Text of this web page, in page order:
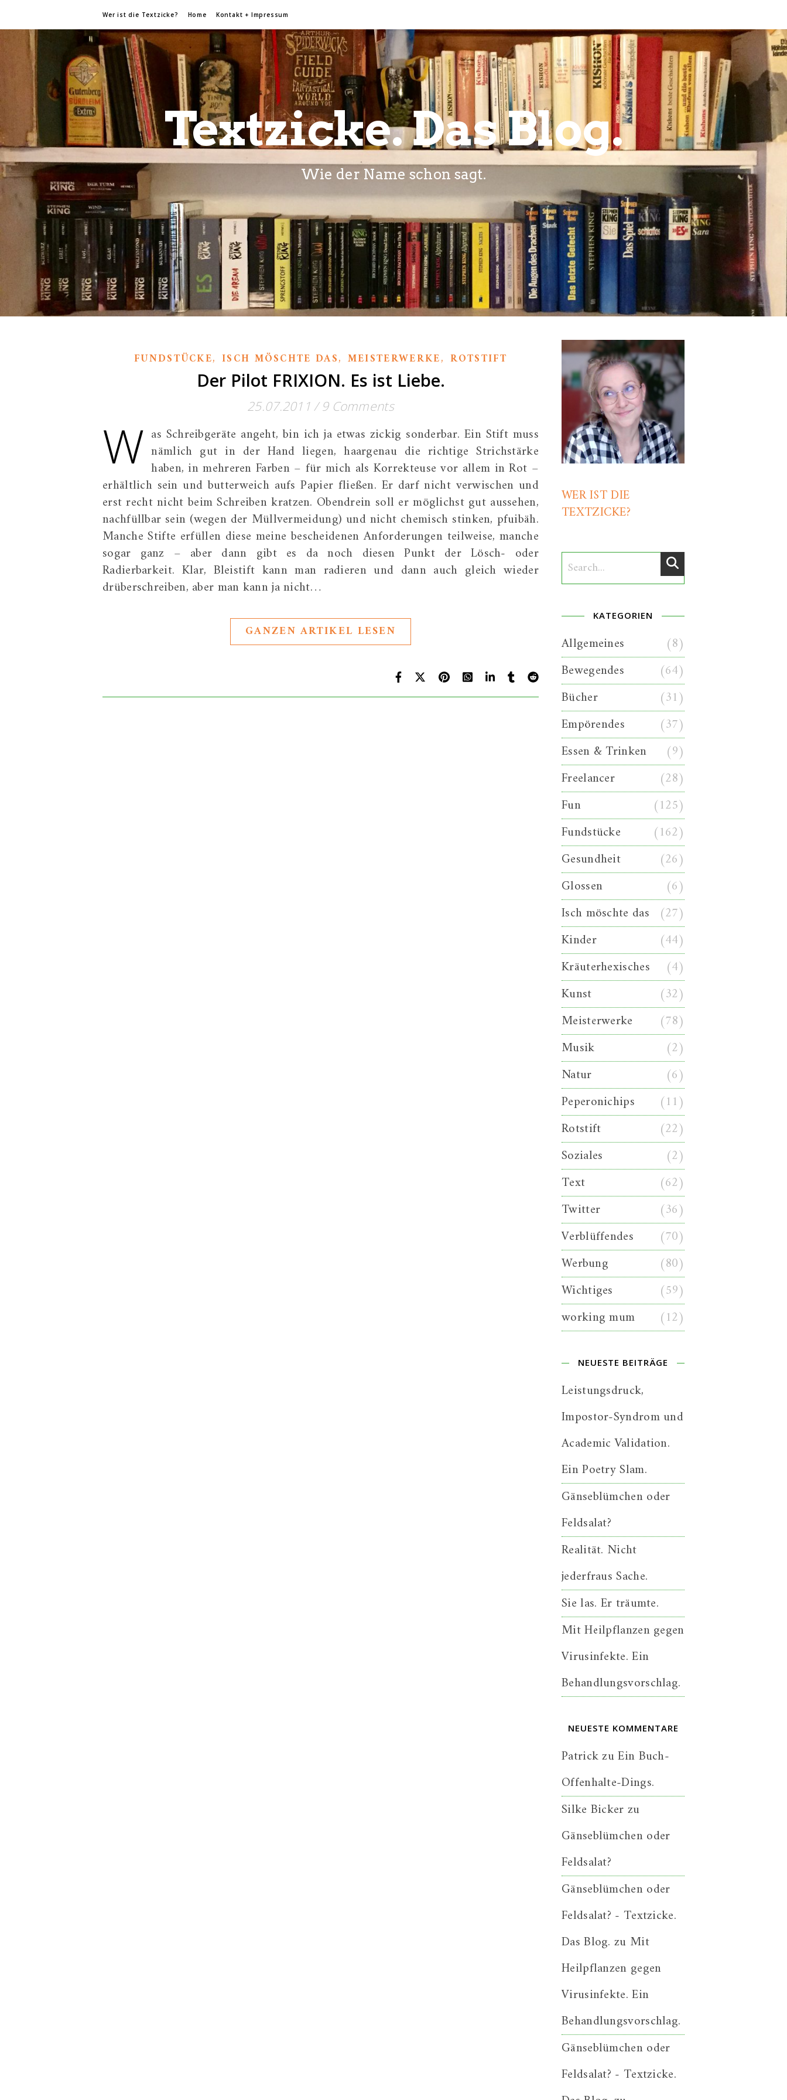
Wer ist die Textzicke? Home Kontakt + Impressum
Textzicke. Das Blog.
Wie der Name schon sagt.
FUNDSTÜCKE,ISCH MÖSCHTE DAS, MEISTERWERKE, ROTSTIFT
Der Pilot FRIXION. Es ist Liebe.
25.07.2011 / 9 Comments
W as Schreibgeräte angeht, bin ich ja etwas zickig sonderbar. Ein Stift muss
nämlich gut in der Hand liegen, haargenau die richtige Strichstärke
haben, in mehreren Farben – für mich als Korrekteuse vor allem in Rot –
erhältlich sein und butterweich aufs Papier fließen. Er darf nicht verwischen und
erst recht nicht beim Schreiben kratzen. Obendrein soll er möglichst gut aussehen,
nachfüllbar sein (wegen der Müllvermeidung) und nicht chemisch stinken, pfuibäh.
Manche Stifte erfüllen diese meine bescheidenen Anforderungen teilweise, manche
sogar ganz – aber dann gibt es da noch diesen Punkt der Lösch- oder
Radierbarkeit. Klar, Bleistift kann man radieren und dann auch gleich wieder
drüberschreiben, aber man kann ja nicht…
GANZEN ARTIKEL LESEN
WER IST DIE
TEXTZICKE?
KATEGORIEN
Allgemeines
(8)
Bewegendes
(64)
Bücher
(31)
Empörendes
(37)
Essen & Trinken
(9)
Freelancer
(28)
Fun
(125)
Fundstücke
(162)
Gesundheit
(26)
Glossen
(6)
Isch möschte das (27)
Kinder
(44)
Kräuterhexisches
(4)
Kunst
(32)
Meisterwerke
(78)
Musik
(2)
Natur
(6)
Peperonichips
(11)
Rotstift
(22)
Soziales
(2)
Text
(62)
Twitter
(36)
Verblüffendes
(70)
Werbung
(80)
Wichtiges
(59)
working mum
(12)
NEUESTE BEITRÄGE
Leistungsdruck,
Impostor-Syndrom und
Academic Validation.
Ein Poetry Slam.
Gänseblümchen oder
Feldsalat?
Realität. Nicht
jederfraus Sache.
Sie las. Er träumte.
Mit Heilpflanzen gegen
Virusinfekte. Ein
Behandlungsvorschlag.
NEUESTE KOMMENTARE
PatrickzuEin Buch-
Offenhalte-Dings.
Silke Bickerzu
Gänseblümchen oder
Feldsalat?
Gänseblümchen oder
Feldsalat? - Textzicke.
Das Blog. zu Mit
Heilpflanzen gegen
Virusinfekte. Ein
Behandlungsvorschlag.
Gänseblümchen oder
Feldsalat? - Textzicke.